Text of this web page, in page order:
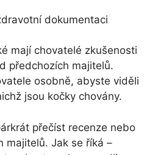
dokumentaci
mají chovatelé zkušenosti
předchozích majitelů.
osobně, abyste viděli
jsou kočky chovány.
přečíst recenze nebo
majitelů. Jak se říká –